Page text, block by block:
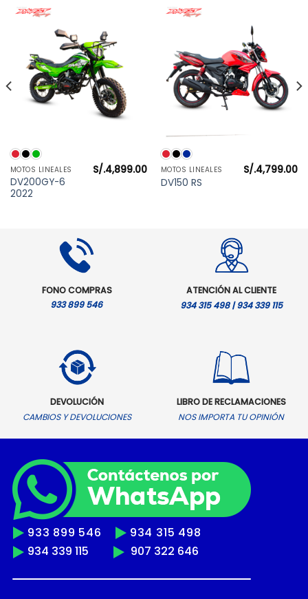
MOTOS LINEALES
DV200GY-6
2022
S/.4,899.00 MOTOS LINEALES
DV150 RS
S/.4,799.00
FONO COMPRAS
933 899 546
ATENCIÓN AL CLIENTE
934 315 498 | 934 339 115
DEVOLUCIÓN
CAMBIOS Y DEVOLUCIONES
LIBRO DE RECLAMACIONES
NOS IMPORTA TU OPINIÓN
933 899 546
934 315 498
934 339 115
907 322 646